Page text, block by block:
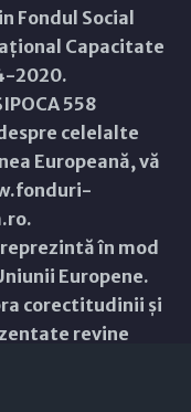
Fondul Social
Capacitate
2020.
558
celelalte
Europeană, vă
.
în mod
Europene.
corectitudinii și
revine